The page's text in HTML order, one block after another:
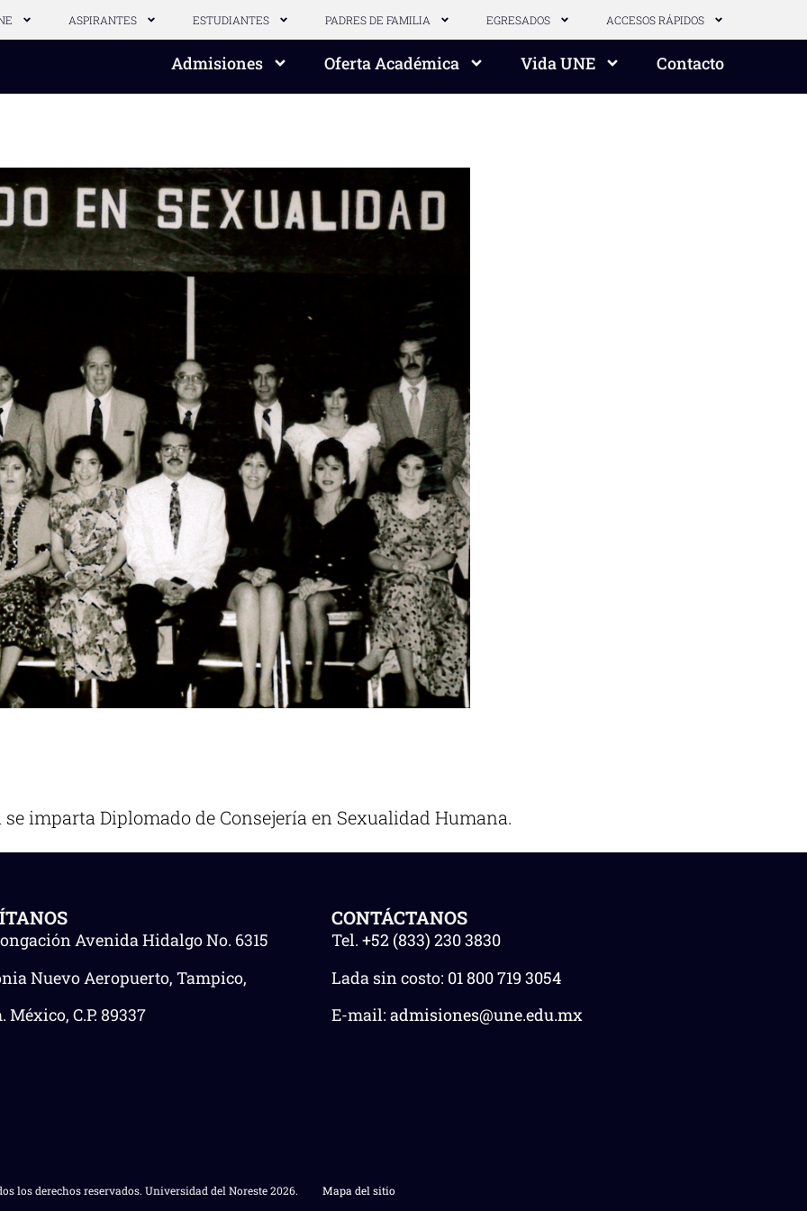
ASPIRANTES ESTUDIANTES PADRES DE FAMILIA EGRESADOS ACCESOS RÁPIDOS
Admisiones Oferta Académica Vida UNE Contacto
imparta Diplomado de Consejería en Sexualidad Humana.
Avenida Hidalgo No. 6315
Nuevo Aeropuerto, Tampico,
México, C.P. 89337
CONTÁCTANOS
Tel.+52 (833) 230 3830
Lada sin costo: 01 800 719 3054
E-mail:admisiones@une.edu.mx
los derechos reservados. Universidad del Noreste 2026. Mapa del sitio